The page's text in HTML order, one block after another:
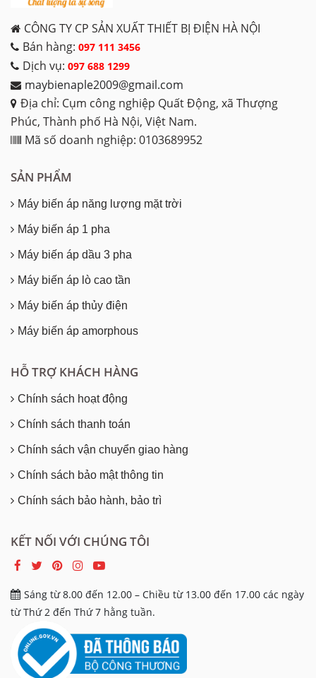
CÔNG TY CP SẢN XUẤT THIẾT BỊ ĐIỆN HÀ NỘI
Bán hàng: 097 111 3456
Dịch vụ: 097 688 1299
maybienaple2009@gmail.com
Địa chỉ: Cụm công nghiệp Quất Động, xã Thượng
Phúc, Thành phố Hà Nội, Việt Nam.
Mã số doanh nghiệp: 0103689952
SẢN PHẨM
Máy biến áp năng lượng mặt trời
Máy biến áp 1 pha
Máy biến áp dầu 3 pha
Máy biến áp lò cao tần
Máy biến áp thủy điện
Máy biến áp amorphous
HỖ TRỢ KHÁCH HÀNG
Chính sách hoạt động
Chính sách thanh toán
Chính sách vận chuyển giao hàng
Chính sách bảo mật thông tin
Chính sách bảo hành, bảo trì
KẾT NỐI VỚI CHÚNG TÔI
Sáng từ 8.00 đến 12.00 – Chiều từ 13.00 đến 17.00 các ngày
từ Thứ 2 đến Thứ 7 hằng tuần.